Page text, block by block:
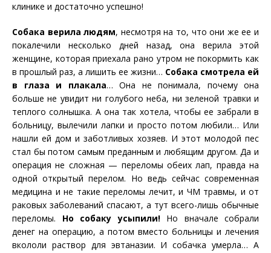
клинике и достаточно успешно!
Собака верила людям, несмотря на то, что они же ее и
покалечили несколько дней назад, она верила этой
женщине, которая приехала рано утром не покормить как
в прошлый раз, а лишить ее жизни… Собака смотрела ей
в глаза и плакала… Она не понимала, почему она
больше не увидит ни голубого неба, ни зеленой травки и
теплого солнышка. А она так хотела, чтобы ее забрали в
больницу, вылечили лапки и просто потом любили… Или
нашли ей дом и заботливых хозяев. И этот молодой пес
стал бы потом самым преданным и любящим другом. Да и
операция не сложная — переломы обеих лап, правда на
одной открытый перелом. Но ведь сейчас современная
медицина и не такие переломы лечит, и ЧМ травмы, и от
раковых заболеваний спасают, а тут всего-лишь обычные
переломы. Но собаку усыпили!Но вначале собрали
денег на операцию, а потом вместо больницы и лечения
вкололи раствор для эвтаназии. И собачка умерла… А